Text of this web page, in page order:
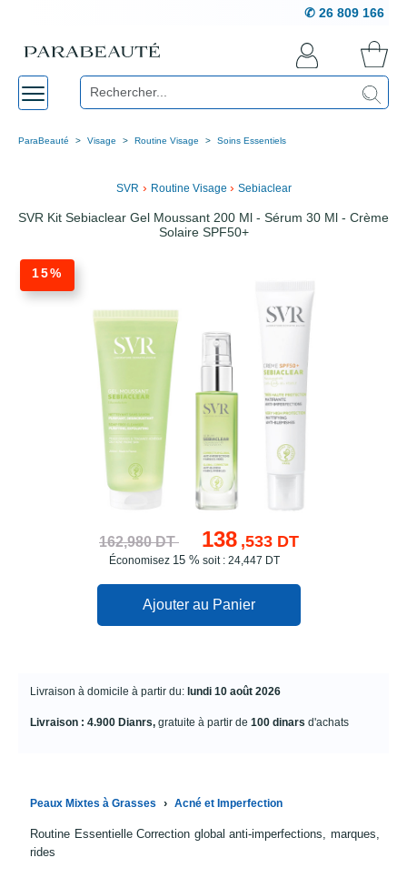
✆ 26 809 166
ParaBeauté Visage Routine Visage Soins Essentiels
SVR › Routine Visage › Sebiaclear
SVR Kit Sebiaclear Gel Moussant 200 Ml - Sérum 30 Ml - Crème
Solaire SPF50+
15%
162,980 DT 138 ,533 DT
Économisez 15 % soit : 24,447 DT
Ajouter au Panier
Livraison à domicile à partir du: lundi 10 août 2026
Livraison : 4.900 Dianrs, gratuite à partir de 100 dinars d'achats
Peaux Mixtes à Grasses › Acné et Imperfection
Routine Essentielle Correction global anti-imperfections, marques,
rides